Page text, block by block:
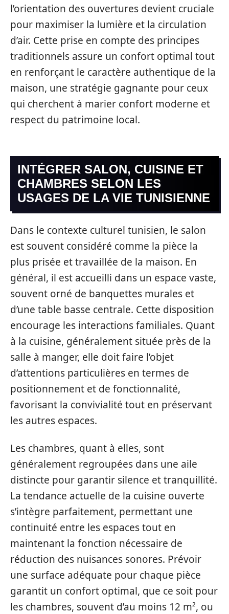
l’orientation des ouvertures devient cruciale
pour maximiser la lumière et la circulation
d’air. Cette prise en compte des principes
traditionnels assure un confort optimal tout
en renforçant le caractère authentique de la
maison, une stratégie gagnante pour ceux
qui cherchent à marier confort moderne et
respect du patrimoine local.
INTÉGRER SALON, CUISINE ET
CHAMBRES SELON LES
USAGES DE LA VIE TUNISIENNE
Dans le contexte culturel tunisien, le salon
est souvent considéré comme la pièce la
plus prisée et travaillée de la maison. En
général, il est accueilli dans un espace vaste,
souvent orné de banquettes murales et
d’une table basse centrale. Cette disposition
encourage les interactions familiales. Quant
à la cuisine, généralement située près de la
salle à manger, elle doit faire l’objet
d’attentions particulières en termes de
positionnement et de fonctionnalité,
favorisant la convivialité tout en préservant
les autres espaces.
Les chambres, quant à elles, sont
généralement regroupées dans une aile
distincte pour garantir silence et tranquillité.
La tendance actuelle de la cuisine ouverte
s’intègre parfaitement, permettant une
continuité entre les espaces tout en
maintenant la fonction nécessaire de
réduction des nuisances sonores. Prévoir
une surface adéquate pour chaque pièce
garantit un confort optimal, que ce soit pour
les chambres, souvent d’au moins 12 m², ou